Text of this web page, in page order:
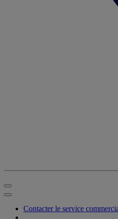
Contacter le service